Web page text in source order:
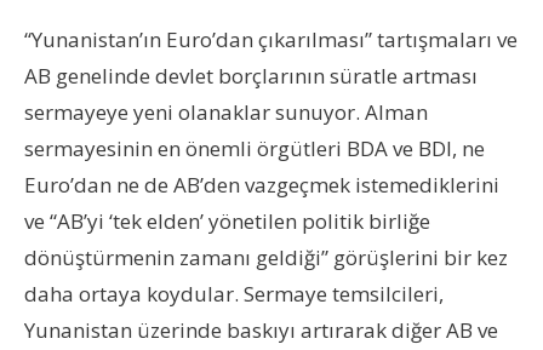
“Yunanistan’ın Euro’dan çıkarılması” tartışmaları ve
AB genelinde devlet borçlarının süratle artması
sermayeye yeni olanaklar sunuyor. Alman
sermayesinin en önemli örgütleri BDA ve BDI, ne
Euro’dan ne de AB’den vazgeçmek istemediklerini
ve “AB’yi ‘tek elden’ yönetilen politik birliğe
dönüştürmenin zamanı geldiği” görüşlerini bir kez
daha ortaya koydular. Sermaye temsilcileri,
Yunanistan üzerinde baskıyı artırarak diğer AB ve